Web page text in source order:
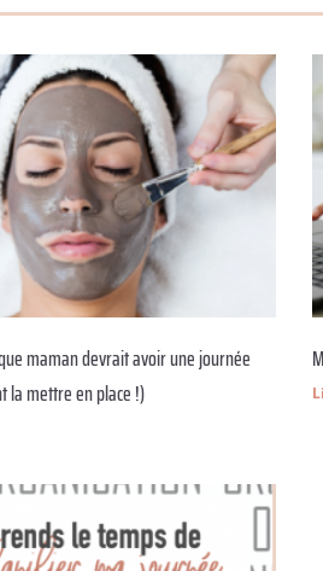
maman devrait avoir une journée
la mettre en place !)